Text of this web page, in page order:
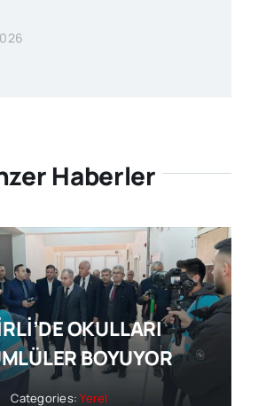
Haberler
OKULLARI
BOYUYOR
Categories:Yerel